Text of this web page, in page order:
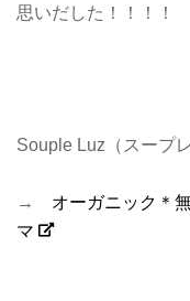
思いだした！！！！
Souple Luz（スープ
→ オーガニック＊
マ